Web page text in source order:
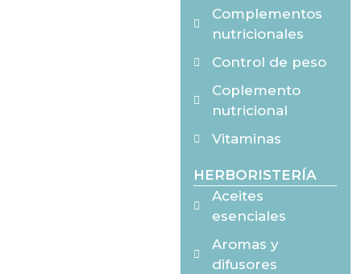
Complementos
nutricionales
Control de peso
Coplemento
nutricional
Vitaminas
HERBORISTERÍA
Aceites
esenciales
Aromas y
difusores